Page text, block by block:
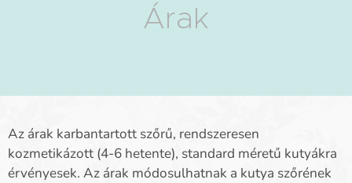
Árak
Az árak karbantartott szőrű, rendszeresen
kozmetikázott (4-6 hetente), standard méretű kutyákra
érvényesek. Az árak módosulhatnak a kutya szőrének